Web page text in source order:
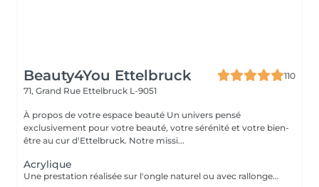
Beauty4You Ettelbruck
110
71, Grand Rue Ettelbruck L-9051
À propos de votre espace beauté Un univers pensé
exclusivement pour votre beauté, votre sérénité et votre bien-
être au cur d'Ettelbruck. Notre missi...
Acrylique
Une prestation réalisée sur l'ongle naturel ou avec rallongement, idéale pour des ongles solides, élégants et durables. * Préparation de l'ongle naturel * Mise en forme des ongles * Travail des cuticules * Application de l'acrylique * Finition au choix * 2 décorations incluses